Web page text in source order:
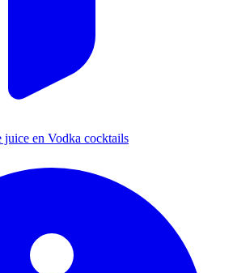
juice en Vodka cocktails